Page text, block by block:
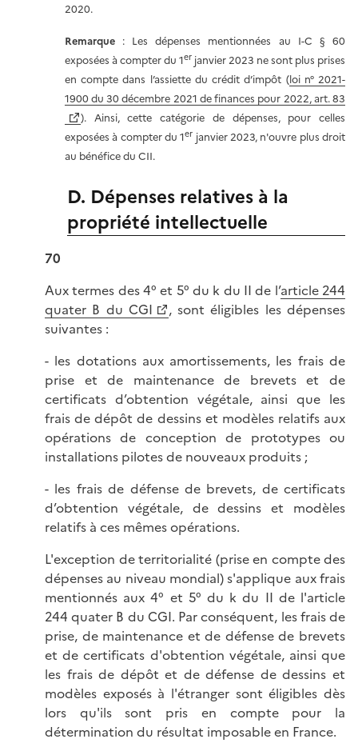
2020.
Remarque : Les dépenses mentionnées au I-C § 60
exposées à compter du 1erjanvier 2023 ne sont plus prises
en compte dans l’assiette du crédit d’impôt (loi n° 2021-
1900 du 30 décembre 2021 de finances pour 2022, art. 83
). Ainsi, cette catégorie de dépenses, pour celles
exposées à compter du 1er janvier 2023, n'ouvre plus droit
au bénéfice du CII.
D. Dépenses relatives à la
propriété intellectuelle
70
Aux termes des 4° et 5° du k du II de l’article 244
quater B du CGI
, sont éligibles les dépenses
suivantes :
- les dotations aux amortissements, les frais de
prise et de maintenance de brevets et de
certificats d’obtention végétale, ainsi que les
frais de dépôt de dessins et modèles relatifs aux
opérations de conception de prototypes ou
installations pilotes de nouveaux produits ;
- les frais de défense de brevets, de certificats
d’obtention végétale, de dessins et modèles
relatifs à ces mêmes opérations.
L'exception de territorialité (prise en compte des
dépenses au niveau mondial) s'applique aux frais
mentionnés aux 4° et 5° du k du II de l'article
244 quater B du CGI. Par conséquent, les frais de
prise, de maintenance et de défense de brevets
et de certificats d'obtention végétale, ainsi que
les frais de dépôt et de défense de dessins et
modèles exposés à l'étranger sont éligibles dès
lors qu'ils sont pris en compte pour la
détermination du résultat imposable en France.